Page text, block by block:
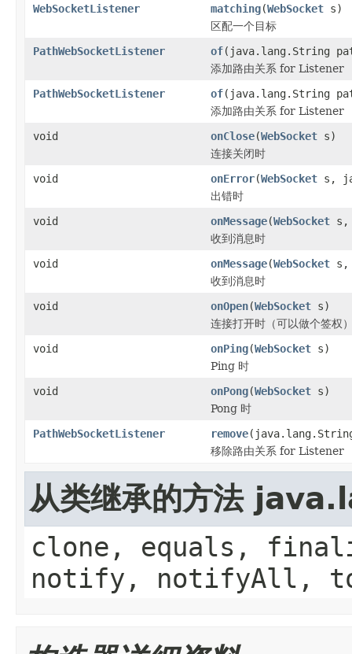
WebSocketListener
matching(WebSocket s)
区配一个目标
PathWebSocketListener
of(java.lang.String
添加路由关系 for Listener
PathWebSocketListener
of(java.lang.String
添加路由关系 for Listener
void
onClose(WebSocket s)
连接关闭时
void
onError(WebSocket s,
出错时
void
onMessage(WebSocket s,
收到消息时
void
onMessage(WebSocket s,
收到消息时
void
onOpen(WebSocket s)
连接打开时（可以做个签权
void
onPing(WebSocket s)
Ping 时
void
onPong(WebSocket s)
Pong 时
PathWebSocketListener
remove
移除路由关系 for Listener
从类继承的方法
clone, equals,
notify, notifyAll,